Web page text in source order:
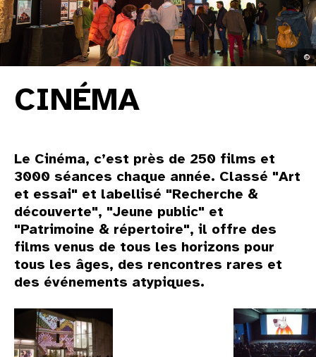
©
CINÉMA
Le Cinéma, c’est près de 250 films et
3000 séances chaque année. Classé "Art
et essai" et labellisé "Recherche &
découverte", "Jeune public" et
"Patrimoine & répertoire", il offre des
films venus de tous les horizons pour
tous les âges, des rencontres rares et
des événements atypiques.